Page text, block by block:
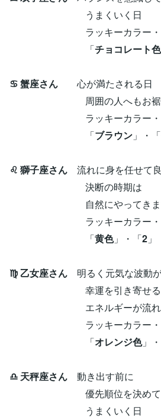
うまくいく日
ラッキーカラー・ナ
「チョコレート色
♋ 蟹座さん 心が満たされる日
周囲の人へもお裾分
ラッキーカラー・ナ
「ブラウン 」・「
♌ 獅子座さん 流れに身を任せて
決断の時期は
自然にやってきま
ラッキーカラー・ナ
「黄色」・「2 」
♍ 乙女座さん 明るく元気な波動
幸運を引き寄せる
エネルギーが流れて
ラッキーカラー・ナ
「オレンジ色」
♎ 天秤座さん 動き出す前に
優先順位を決めてか
うまくいく日